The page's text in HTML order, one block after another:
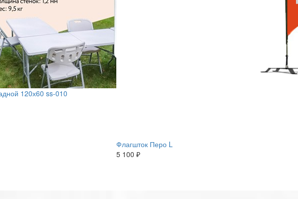
120х60 ss-010
Флагшток Перо L
5 100 ₽